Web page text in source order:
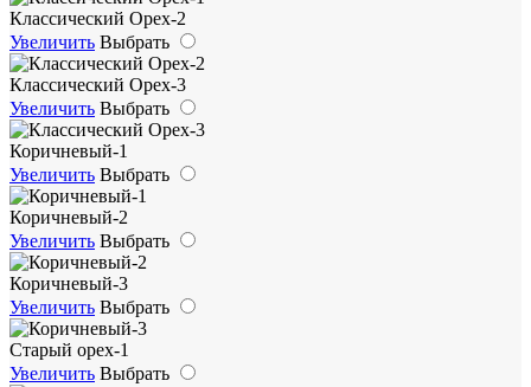
Классический Орех-2
Увеличить Выбрать
Классический Орех-3
Увеличить Выбрать
Коричневый-1
Увеличить Выбрать
Коричневый-2
Увеличить Выбрать
Коричневый-3
Увеличить Выбрать
Старый орех-1
Увеличить Выбрать